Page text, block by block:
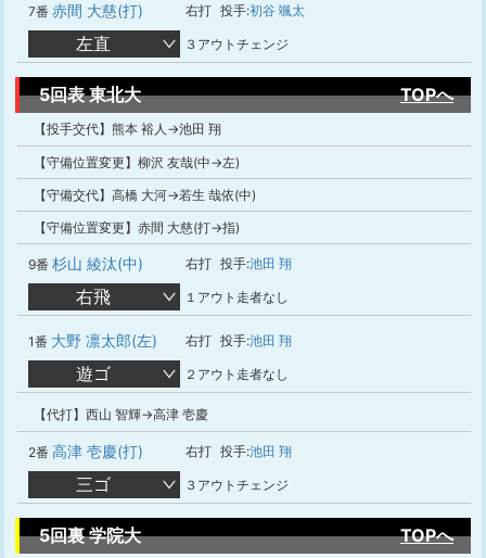
7番 赤間 大慈(打) 右打 投手:初谷 颯太
左直 ３アウトチェンジ
5回表 東北大 TOPへ
【投手交代】熊本 裕人→池田 翔
【守備位置変更】柳沢 友哉(中→左)
【守備交代】高橋 大河→若生 哉依(中)
【守備位置変更】赤間 大慈(打→指)
9番 杉山 綾汰(中) 右打 投手:池田 翔
右飛 １アウト走者なし
1番 大野 凛太郎(左) 右打 投手:池田 翔
遊ゴ ２アウト走者なし
【代打】西山 智輝→高津 壱慶
2番 高津 壱慶(打) 右打 投手:池田 翔
三ゴ ３アウトチェンジ
5回裏 学院大 TOPへ